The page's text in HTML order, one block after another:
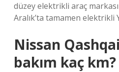
düzey elektrikli araç
Aralık’ta tamamen elektrikli
Nissan
bakım kaç km?